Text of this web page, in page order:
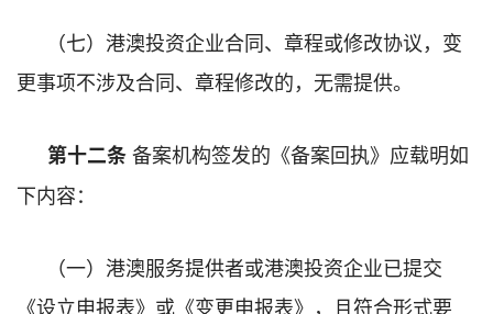
（七）港澳投资企业合同、章程或修改协议，变
更事项不涉及合同、章程修改的，无需提供。
第十二条备案机构签发的《备案回执》应载明如
下内容：
（一）港澳服务提供者或港澳投资企业已提交
《设立申报表》或《变更申报表》，且符合形式要